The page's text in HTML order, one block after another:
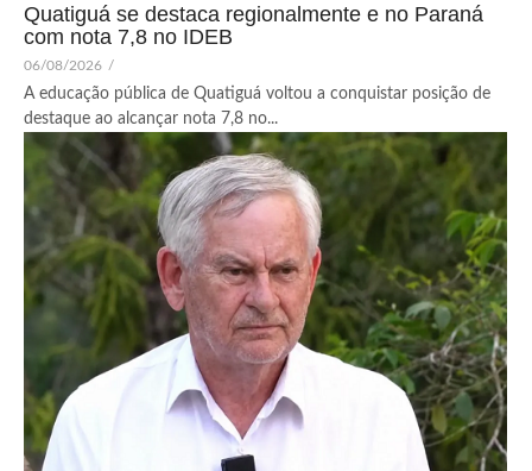
Quatiguá se destaca regionalmente e no Paraná
com nota 7,8 no IDEB
06/08/2026 /
A educação pública de Quatiguá voltou a conquistar posição de
destaque ao alcançar nota 7,8 no...